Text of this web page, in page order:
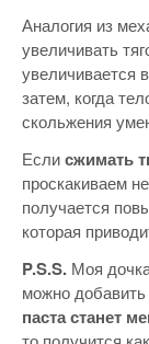
Аналогия из
увеличивать
увеличивается
затем, когда
скольжения
Еслисжимать
проскакиваем
получается
которая
P.S.S. Моя
можно добавить
паста станет